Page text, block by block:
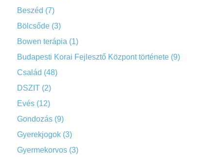
Beszéd (7)
Bölcsőde (3)
Bowen terápia (1)
Budapesti Korai Fejlesztő Központ története (9)
Család (48)
DSZIT (2)
Evés (12)
Gondozás (9)
Gyerekjogok (3)
Gyermekorvos (3)